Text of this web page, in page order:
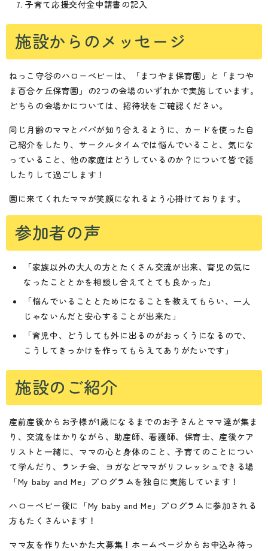
子育て応援交付金申請書の記入
施設からのメッセージ
ねっこ守谷のハローベビーは、「まつやま保育園」と「まつや
ま百合ケ丘保育園」の2つの会場のいずれかで実施しています。
どちらの会場かについては、招待状をご確認ください。
同じ月齢のママとパパが知り合えるように、カードを使った自
己紹介をしたり、サークルタイムでは悩んでいること、気にな
っていること、他の家庭はどうしているのか？について皆で話
したりして過ごします！
園に来てくれたママが笑顔になれるよう心掛けております。
参加者の声
「家族以外の大人の方とたくさん交流が出来、育児の気に
なったこととかを相談し合えてとても良かった」
「悩んでいることとためになることを教えてもらい、一人
じゃないんだと安心することが出来た」
「育児中、どうしても外に出るのがおっくうになるので、
こうしてきっかけを作ってもらえてありがたいです」
施設のご紹介
産前産後からお子様が1歳になるまでのお子さんとママ達が集ま
り、交流をはかりながら、助産師、看護師、保育士、産後ケア
リストと一緒に、ママの心と身体のこと、子育てのことについ
て学んだり、ランチ会、ヨガなどママがリフレッシュできる場
「My baby and Me」プログラムを独自に実施しています！
ハローベビー後に「My baby and Me」プログラムに参加される
方もたくさんいます！
ママ友を作りたいかた大募集！ホームページからお申込み待っ